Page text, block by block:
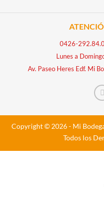
0426-
Lunes a
Av. Paseo Heres Edf. Mi
Copyright © 2026 - Mi
Todos los